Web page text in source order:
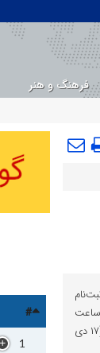
فرهنگ و هنر
خودروهای وارداتی در سامانه یکپارچه خودروهای وارداتی به مدت ۴۸ ساعت
(از زمان پایین مهلت اعلامی اولیه/جمعه شب) و تا پایان یکشنبه شب (۱۷ دی
#
1